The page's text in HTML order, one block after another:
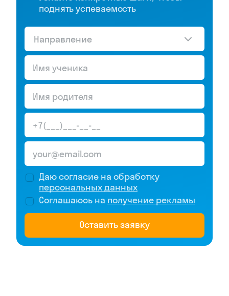
поднять успеваемость
Направление
Даю согласие на обработку
персональных данных
Соглашаюсь на получение рекламы
Оставить заявку